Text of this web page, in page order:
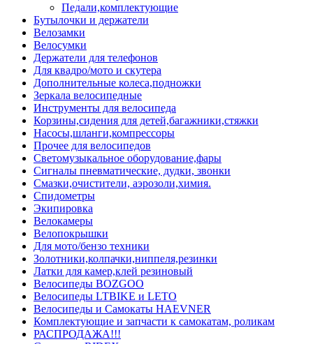
Педали,комплектующие
Бутылочки и держатели
Велозамки
Велосумки
Держатели для телефонов
Для квадро/мото и скутера
Дополнительные колеса,подножки
Зеркала велосипедные
Инструменты для велосипеда
Корзины,сидения для детей,багажники,стяжки
Насосы,шланги,компрессоры
Прочее для велосипедов
Светомузыкальное оборудование,фары
Сигналы пневматические, дудки, звонки
Смазки,очистители, аэрозоли,химия.
Спидометры
Экипировка
Велокамеры
Велопокрышки
Для мото/бензо техники
Золотники,колпачки,ниппеля,резинки
Латки для камер,клей резиновый
Велосипеды BOZGOO
Велосипеды LTBIKE и LETO
Велосипеды и Самокаты HAEVNER
Комплектующие и запчасти к самокатам, роликам
РАСПРОДАЖА!!!